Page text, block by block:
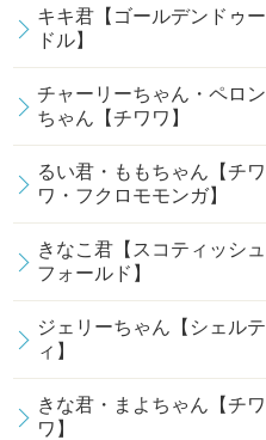
キキ君【ゴールデンドゥー
ドル】
チャーリーちゃん・ペロン
ちゃん【チワワ】
るい君・ももちゃん【チワ
ワ・フクロモモンガ】
きなこ君【スコティッシュ
フォールド】
ジェリーちゃん【シェルテ
ィ】
きな君・まよちゃん【チワ
ワ】